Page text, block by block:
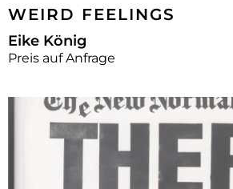
WEIRD FEELINGS
Eike König
Preis auf Anfrage